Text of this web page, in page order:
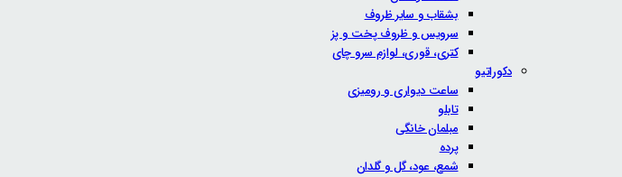
بشقاب و سایر ظروف
سرویس و ظروف پخت و پز
کتری، قوری، لوازم سرو چای
دکوراتیو
ساعت دیواری و رومیزی
تابلو
مبلمان خانگی
پرده
شمع، عود، گل و گلدان